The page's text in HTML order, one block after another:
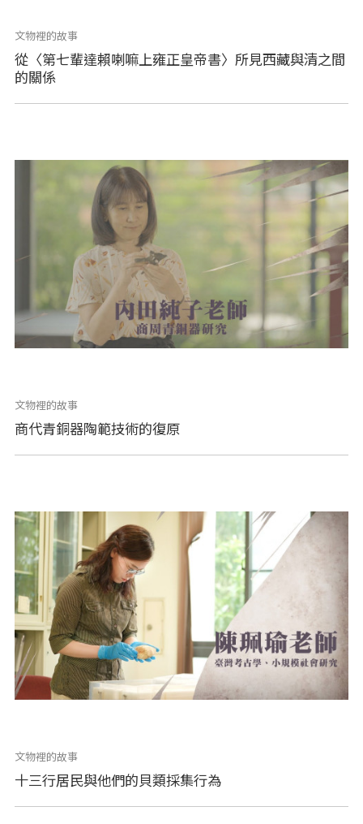
文物裡的故事
從〈第七輩達賴喇嘛上雍正皇帝書〉所見西藏與清之間
的關係
文物裡的故事
商代青銅器陶範技術的復原
文物裡的故事
十三行居民與他們的貝類採集行為